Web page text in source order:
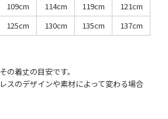
109cm 114cm 119cm 121cm
125cm 130cm 135cm 137cm
の着丈の目安です。
スのデザインや素材によって変わる場合